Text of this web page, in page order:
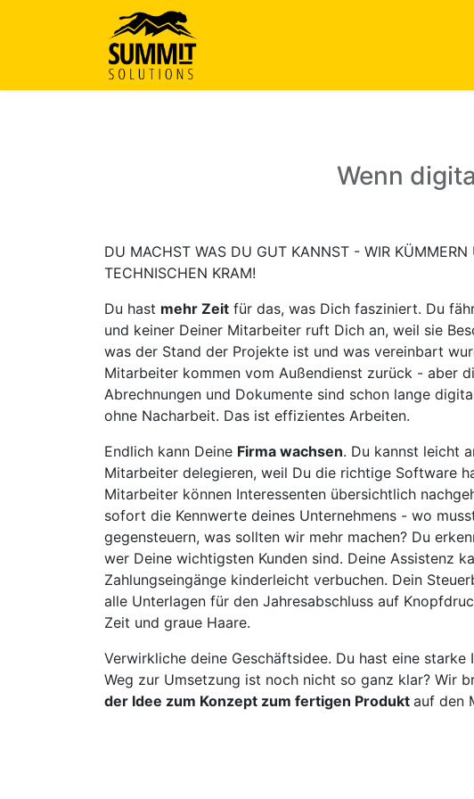
Wenn
DU MACHST WAS DU GUT KANNST - WIR KÜMMERN
TECHNISCHEN KRAM!
Du hast mehr Zeit für das, was Dich fasziniert. Du
und keiner Deiner Mitarbeiter ruft Dich an, weil sie
was der Stand der Projekte ist und was vereinbart
Mitarbeiter kommen vom Außendienst zurück - aber
Abrechnungen und Dokumente sind schon lange
ohne Nacharbeit. Das ist effizientes Arbeiten.
Endlich kann Deine Firma wachsen. Du kannst leicht
Mitarbeiter delegieren, weil Du die richtige Software
Mitarbeiter können Interessenten übersichtlich
sofort die Kennwerte deines Unternehmens - wo
gegensteuern, was sollten wir mehr machen? Du
wer Deine wichtigsten Kunden sind. Deine Assistenz
Zahlungseingänge kinderleicht verbuchen. Dein
alle Unterlagen für den Jahresabschluss auf
Zeit und graue Haare.
Verwirkliche deine Geschäftsidee. Du hast eine starke
Weg zur Umsetzung ist noch nicht so ganz klar? Wir
der Idee zum Konzept zum fertigen Produkt auf den